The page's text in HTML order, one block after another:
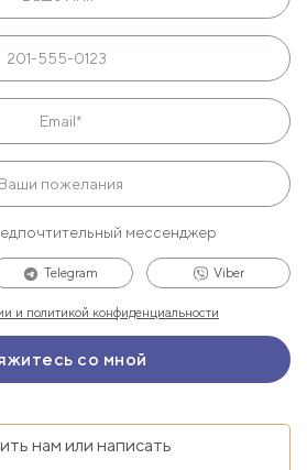
мессенджер
Telegram Viber
и политикой конфиденциальности
нам или написать